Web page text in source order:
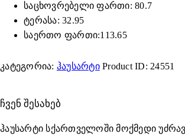
საცხოვრებელი ფართი: 80.7
ტერასა: 32.95
საერთო ფართი:113.65
კატეგორია: ჰაუსარტი Product ID: 24551
ᲩᲕᲔᲜ ᲨᲔᲡᲐᲮᲔᲑ
ჰაუსარტი სქართველოში მოქმედი